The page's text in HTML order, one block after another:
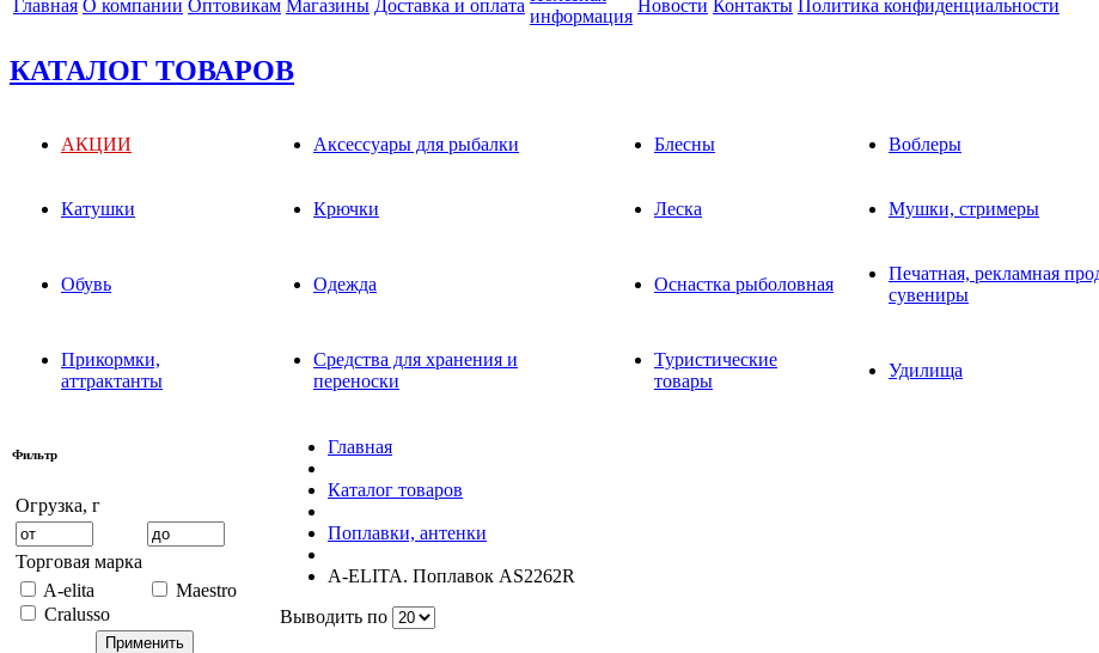
Главная О компании Оптовикам Магазины Доставка и оплата
информация
Новости Контакты Политика конфиденциальности
КАТАЛОГ ТОВАРОВ
АКЦИИ Аксессуары для рыбалки Блесны Воблеры
Катушки Крючки Леска Мушки, стримеры
Обувь Одежда Оснастка рыболовная
Печатная, рекламная
сувениры
Прикормки,
аттрактанты
Средства для хранения и
переноски
Туристические
товары
Удилища
Фильтр
Огрузка, г
Торговая марка
A-elita
Cralusso
Maestro
Главная
Каталог товаров
Поплавки, антенки
A-ELITA. Поплавок AS2262R
Выводить по